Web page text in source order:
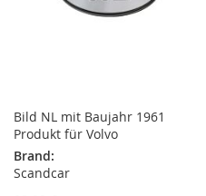
Bild NL mit Baujahr 1961
Produkt für Volvo
Brand:
Scandcar